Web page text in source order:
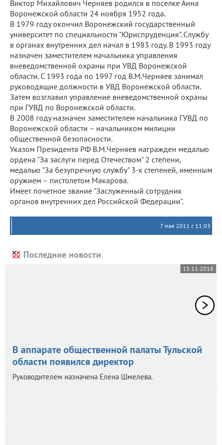
Виктор Михайлович Черняев родился в поселке Анна
Воронежской области 24 ноября 1952 года.
В 1979 году окончил Воронежский государственный
университет по специальности "Юриспруденция". Службу
в органах внутренних дел начал в 1983 году. В 1993 году
назначен заместителем начальника управления
вневедомственной охраны при УВД Воронежской
области. С 1993 года по 1997 год В.М.Черняев занимал
руководящие должности в УВД Воронежской области.
Затем возглавил управление вневедомственной охраны
при ГУВД по Воронежской области.
В 2008 году назначен заместителем начальника ГУВД по
Воронежской области – начальником милиции
общественной безопасности.
Указом Президента РФ В.М.Черняев награжден медалью
ордена "За заслуги перед Отечеством" 2 степени,
медалью "За безупречную службу" 3-х степеней, именным
оружием – пистолетом Макарова.
Имеет почетное звание "Заслуженный сотрудник
органов внутренних дел Российской Федерации".
7 мая 2011 г. 11:03
Последние новости
15.11.2018
В аппарате общественной палаты Тульской
области появился директор
Руководителем назначена Елена Шмелева.